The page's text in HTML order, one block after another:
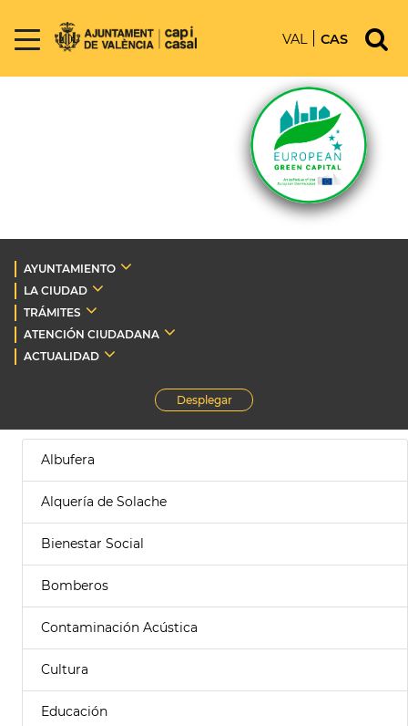
VAL CAS
AYUNTAMIENTO
LA CIUDAD
TRÁMITES
ATENCIÓN CIUDADANA
ACTUALIDAD
Desplegar
Albufera
Alquería de Solache
Bienestar Social
Bomberos
Contaminación Acústica
Cultura
Educación